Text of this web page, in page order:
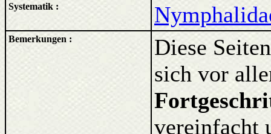
Systematik :
Bemerkungen :
Diese
sich vor
vereinfacht